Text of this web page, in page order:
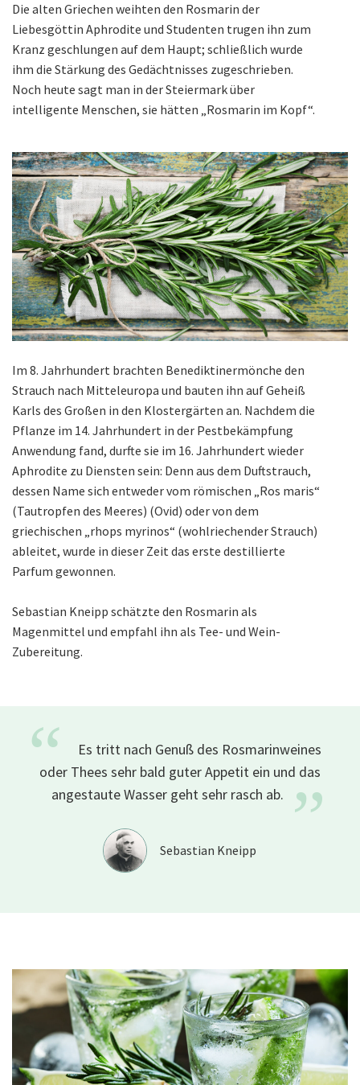
Die alten Griechen weihten den Rosmarin der
Liebesgöttin Aphrodite und Studenten trugen ihn zum
Kranz geschlungen auf dem Haupt; schließlich wurde
ihm die Stärkung des Gedächtnisses zugeschrieben.
Noch heute sagt man in der Steiermark über
intelligente Menschen, sie hätten „Rosmarin im Kopf“.
Im 8. Jahrhundert brachten Benediktinermönche den
Strauch nach Mitteleuropa und bauten ihn auf Geheiß
Karls des Großen in den Klostergärten an. Nachdem die
Pflanze im 14. Jahrhundert in der Pestbekämpfung
Anwendung fand, durfte sie im 16. Jahrhundert wieder
Aphrodite zu Diensten sein: Denn aus dem Duftstrauch,
dessen Name sich entweder vom römischen „Ros maris“
(Tautropfen des Meeres) (Ovid) oder von dem
griechischen „rhops myrinos“ (wohlriechender Strauch)
ableitet, wurde in dieser Zeit das erste destillierte
Parfum gewonnen.
Sebastian Kneipp schätzte den Rosmarin als
Magenmittel und empfahl ihn als Tee- und Wein-
Zubereitung.
“
Es tritt nach Genuß des Rosmarinweines
oder Thees sehr bald guter Appetit ein und das
angestaute Wasser geht sehr rasch ab.
”
Sebastian Kneipp